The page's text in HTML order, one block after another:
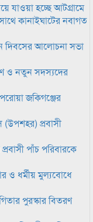
যাওয়া হচ্ছে আটগ্রামে
কানাইঘাটের নবাগত
দিবসের আলোচনা সভা
ও নতুন সদস্যদের
জকিগঞ্জের
(উপশহর) প্রবাসী
পাঁচ পরিবারকে
ও ধর্মীয় মুল্যবোধে
পুরস্কার বিতরণ